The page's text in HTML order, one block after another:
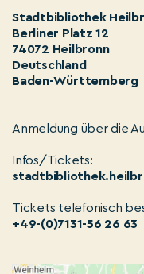
Stadtbibliothek
Berliner Platz 12
74072 Heilbronn
Deutschland
Baden-Württemberg
Anmeldung über die
Infos/Tickets:
Tickets telefonisch
+49-(0)7131-56 26 63